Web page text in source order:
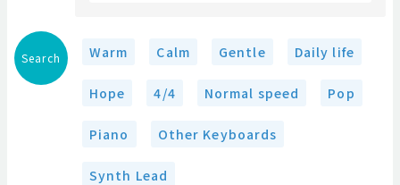
Search Warm Calm Gentle Daily life
Hope 4/4 Normal speed Pop
Piano Other Keyboards
Synth Lead